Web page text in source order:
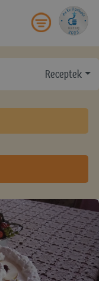
Receptek